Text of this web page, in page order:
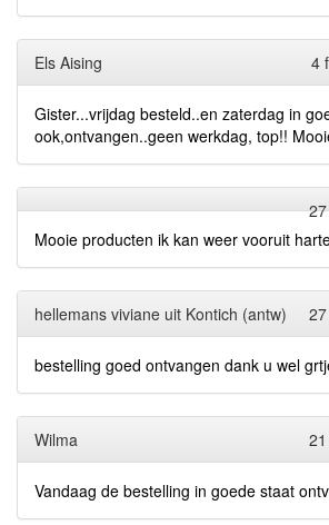
Els Aising 4
Gister...vrijdag besteld..en zaterdag in
ook,ontvangen..geen werkdag, top!!
Mooie producten ik kan weer vooruit
hellemans viviane uit Kontich (antw)
bestelling goed ontvangen dank u wel
Wilma
Vandaag de bestelling in goede staat